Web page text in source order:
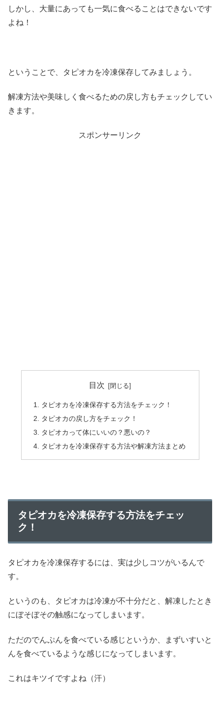
しかし、大量にあっても一気に食べることはできないです
よね！
ということで、タピオカを冷凍保存してみましょう。
解凍方法や美味しく食べるための戻し方もチェックしてい
きます。
スポンサーリンク
目次
タピオカを冷凍保存する方法をチェック！
タピオカの戻し方をチェック！
タピオカって体にいいの？悪いの？
タピオカを冷凍保存する方法や解凍方法まとめ
タピオカを冷凍保存する方法をチェッ
ク！
タピオカを冷凍保存するには、実は少しコツがいるんで
す。
というのも、タピオカは冷凍が不十分だと、解凍したとき
にぼそぼその触感になってしまいます。
ただのでんぷんを食べている感じというか、まずいすいと
んを食べているような感じになってしまいます。
これはキツイですよね（汗）